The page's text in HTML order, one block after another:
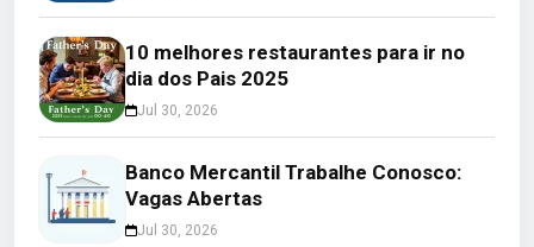
10 melhores restaurantes para ir no
dia dos Pais 2025
Jul 30, 2026
Banco Mercantil Trabalhe Conosco:
Vagas Abertas
Jul 30, 2026